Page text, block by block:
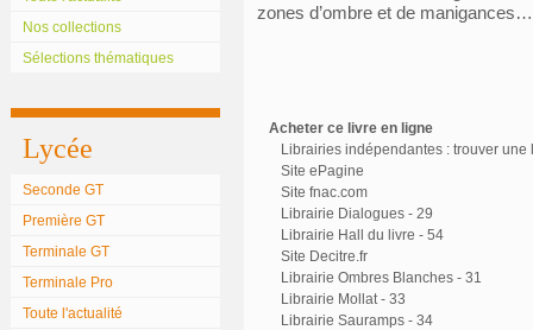
Nos collections
Sélections thématiques
Lycée
Seconde GT
Première GT
Terminale GT
Terminale Pro
Toute l'actualité
zones d’ombre et de manigances…
Acheter ce livre en ligne
Librairies indépendantes : trouver une
Site ePagine
Site fnac.com
Librairie Dialogues - 29
Librairie Hall du livre - 54
Site Decitre.fr
Librairie Ombres Blanches - 31
Librairie Mollat - 33
Librairie Sauramps - 34